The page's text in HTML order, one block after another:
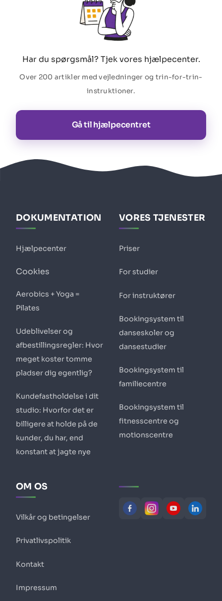
Har du spørgsmål? Tjek vores hjælpecenter.
Over 200 artikler med vejledninger og trin-for-trin-
instruktioner.
Gå til hjælpecentret
DOKUMENTATION
Hjælpecenter
Cookies
Aerobics + Yoga =
Pilates
Udeblivelser og
afbestillingsregler: Hvor
meget koster tomme
pladser dig egentlig?
Kundefastholdelse i dit
studio: Hvorfor det er
billigere at holde på de
kunder, du har, end
konstant at jagte nye
VORES TJENESTER
Priser
For studier
For instruktører
Bookingsystem til
danseskoler og
dansestudier
Bookingsystem til
familiecentre
Bookingsystem til
fitnesscentre og
motionscentre
OM OS
Vilkår og betingelser
Privatlivspolitik
Kontakt
Impressum